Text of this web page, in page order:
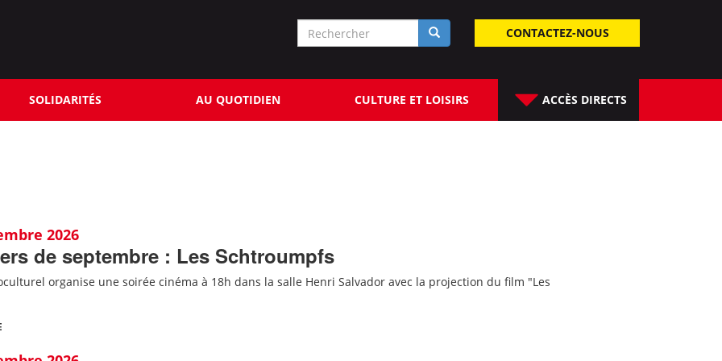
CONTACTEZ-NOUS
Formulaire
recherche
SOLIDARITÉS AU QUOTIDIEN CULTURE ET LOISIRS ACCÈS DIRECTS
2026
de septembre : Les Schtroumpfs
organise une soirée cinéma à 18h dans la salle Henri Salvador avec la projection du film "Les